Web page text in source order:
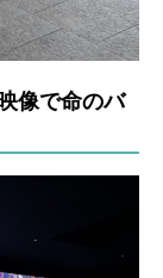
像で命のバ